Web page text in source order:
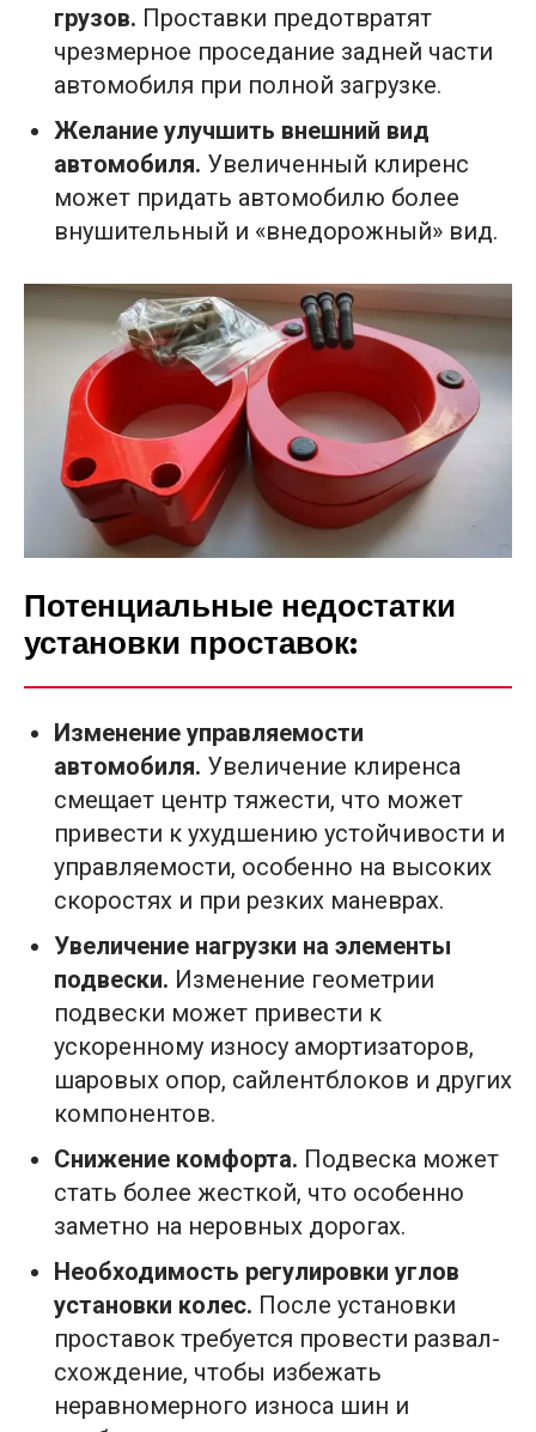
грузов. Проставки предотвратят
чрезмерное проседание задней части
автомобиля при полной загрузке.
Желание улучшить внешний вид
автомобиля. Увеличенный клиренс
может придать автомобилю более
внушительный и «внедорожный» вид.
Потенциальные недостатки
установки проставок:
Изменение управляемости
автомобиля. Увеличение клиренса
смещает центр тяжести, что может
привести к ухудшению устойчивости и
управляемости, особенно на высоких
скоростях и при резких маневрах.
Увеличение нагрузки на элементы
подвески. Изменение геометрии
подвески может привести к
ускоренному износу амортизаторов,
шаровых опор, сайлентблоков и других
компонентов.
Снижение комфорта. Подвеска может
стать более жесткой, что особенно
заметно на неровных дорогах.
Необходимость регулировки углов
установки колес. После установки
проставок требуется провести развал-
схождение, чтобы избежать
неравномерного износа шин и